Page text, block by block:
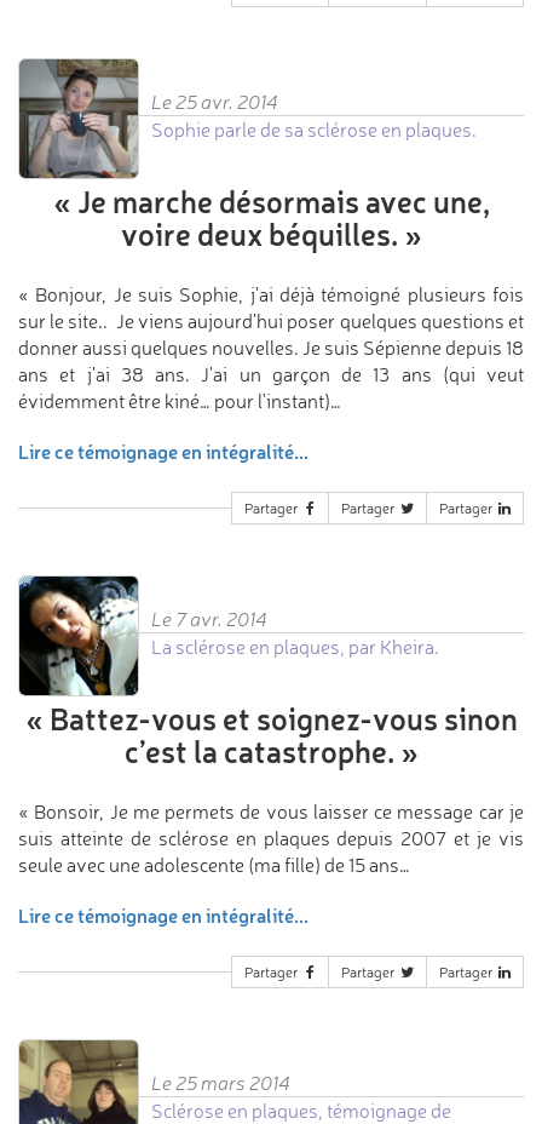
Le 25 avr. 2014
Sophie parle de sa sclérose en plaques.
« Je marche désormais avec une,
voire deux béquilles. »
« Bonjour, Je suis Sophie, j'ai déjà témoigné plusieurs fois
sur le site.. Je viens aujourd'hui poser quelques questions et
donner aussi quelques nouvelles. Je suis Sépienne depuis 18
ans et j'ai 38 ans. J'ai un garçon de 13 ans (qui veut
évidemment être kiné… pour l'instant)…
Lire ce témoignage en intégralité...
Partager Partager Partager
Le 7 avr. 2014
La sclérose en plaques, par Kheira.
« Battez-vous et soignez-vous sinon
c’est la catastrophe. »
« Bonsoir, Je me permets de vous laisser ce message car je
suis atteinte de sclérose en plaques depuis 2007 et je vis
seule avec une adolescente (ma fille) de 15 ans…
Lire ce témoignage en intégralité...
Partager Partager Partager
Le 25 mars 2014
Sclérose en plaques, témoignage de